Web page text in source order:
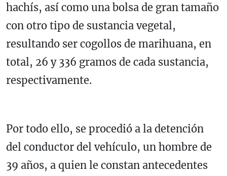
hachís, así como una bolsa de gran tamaño
con otro tipo de sustancia vegetal,
resultando ser cogollos de marihuana, en
total, 26 y 336 gramos de cada sustancia,
respectivamente.
Por todo ello, se procedió a la detención
del conductor del vehículo, un hombre de
39 años, a quien le constan antecedentes